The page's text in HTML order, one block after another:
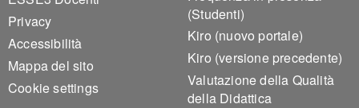
Privacy
Accessibilità
Mappa del sito
Cookie settings
(Studenti)
Kiro (nuovo portale)
Kiro (versione precedente)
Valutazione della Qualità
della Didattica